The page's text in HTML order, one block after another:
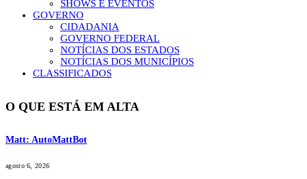
SHOWS E EVENTOS
GOVERNO
CIDADANIA
GOVERNO FEDERAL
NOTÍCIAS DOS ESTADOS
NOTÍCIAS DOS MUNICÍPIOS
CLASSIFICADOS
O QUE ESTÁ EM ALTA
Matt: AutoMattBot
agosto 6, 2026